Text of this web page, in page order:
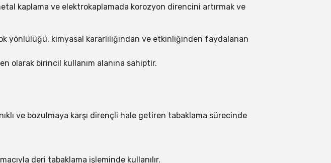
kaplama ve elektrokaplamada korozyon direncini artırmak ve
yönlülüğü, kimyasal kararlılığından ve etkinliğinden faydalanan
olarak birincil kullanım alanına sahiptir.
ve bozulmaya karşı dirençli hale getiren tabaklama sürecinde
deri tabaklama işleminde kullanılır.